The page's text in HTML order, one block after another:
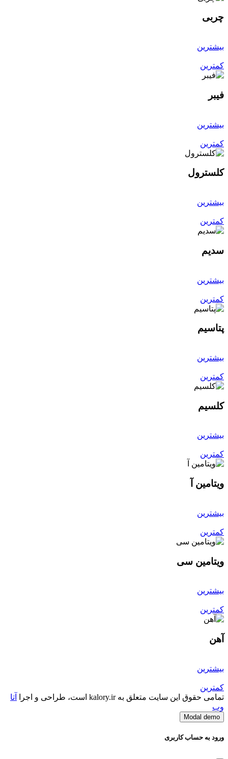
چربی
بیشترین
کمترین
فیبر
بیشترین
کمترین
کلسترول
بیشترین
کمترین
سدیم
بیشترین
کمترین
پتاسیم
بیشترین
کمترین
کلسیم
بیشترین
کمترین
ویتامین آ
بیشترین
کمترین
ویتامین سی
بیشترین
کمترین
آهن
بیشترین
کمترین
تمامی حقوق این سایت متعلق به kalory.ir است، طراحی و اجرا
آتا
وب
Modal demo
ورود به حساب کاربری